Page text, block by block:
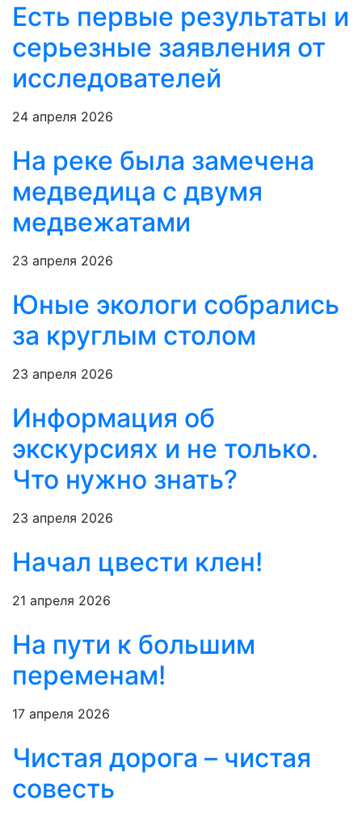
Есть первые результаты и
серьезные заявления от
исследователей
24 апреля 2026
На реке была замечена
медведица с двумя
медвежатами
23 апреля 2026
Юные экологи собрались
за круглым столом
23 апреля 2026
Информация об
экскурсиях и не только.
Что нужно знать?
23 апреля 2026
Начал цвести клен!
21 апреля 2026
На пути к большим
переменам!
17 апреля 2026
Чистая дорога – чистая
совесть